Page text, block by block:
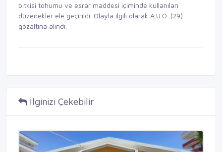
bitkisi tohumu ve esrar maddesi içiminde kullanılan
düzenekler ele geçirildi. Olayla ilgili olarak A.U.Ö. (29)
gözaltına alındı.
İlginizi Çekebilir